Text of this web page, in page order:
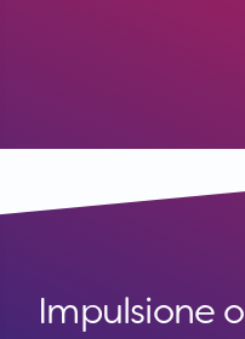
Impulsione o